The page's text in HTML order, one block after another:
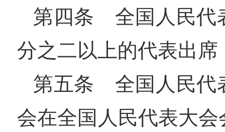
第四条 全国人民代
分之二以上的代表出席
第五条 全国人民代
会在全国人民代表大